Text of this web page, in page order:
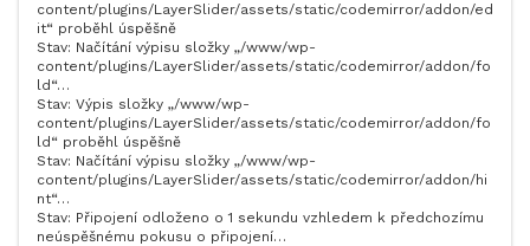
content/plugins/LayerSlider/assets/static/codemirror/addon/ed
it“ proběhl úspěšně
Stav: Načítání výpisu složky „/www/wp-
content/plugins/LayerSlider/assets/static/codemirror/addon/fo
ld“…
Stav: Výpis složky „/www/wp-
content/plugins/LayerSlider/assets/static/codemirror/addon/fo
ld“ proběhl úspěšně
Stav: Načítání výpisu složky „/www/wp-
content/plugins/LayerSlider/assets/static/codemirror/addon/hi
nt“…
Stav: Připojení odloženo o 1 sekundu vzhledem k předchozímu
neúspěšnému pokusu o připojení…